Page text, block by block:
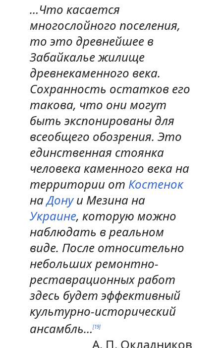
…Что касается
многослойного поселения,
то это древнейшее в
Забайкалье жилище
древнекаменного века.
Сохранность остатков его
такова, что они могут
быть экспонированы для
всеобщего обозрения. Это
единственная стоянка
человека каменного века на
территории от Костенок
наДонуи Мезина на
Украине, которую можно
наблюдать в реальном
виде. После относительно
небольших ремонтно-
реставрационных работ
здесь будет эффективный
культурно-исторический
ансамбль…[19]
А. П. Окладников